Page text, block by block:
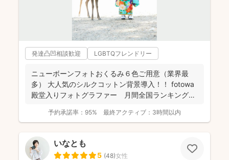
発達凸凹相談歓迎 LGBTQフレンドリー
ニューボーンフォトおくるみ６色ご用意（業界最
多） 大人気のシルクコットン背景導入！！ fotowa
殿堂入りフォトグラファー 月間全国ランキング１
予約承諾率： 95% 最終アクティブ： 3時間以内
いなとも
5 (48)女性